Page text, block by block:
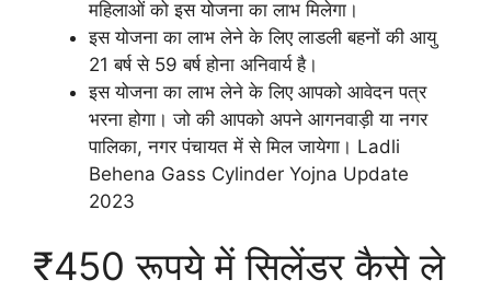
महिलाओं को इस योजना का लाभ मिलेगा।
इस योजना का लाभ लेने के लिए लाडली बहनों की आयु
21 बर्ष से 59 बर्ष होना अनिवार्य है।
इस योजना का लाभ लेने के लिए आपको आवेदन पत्र
भरना होगा। जो की आपको अपने आगनवाड़ी या नगर
पालिका, नगर पंचायत में से मिल जायेगा। Ladli
Behena Gass Cylinder Yojna Update
2023
₹450 रूपये में सिलेंडर कैसे ले